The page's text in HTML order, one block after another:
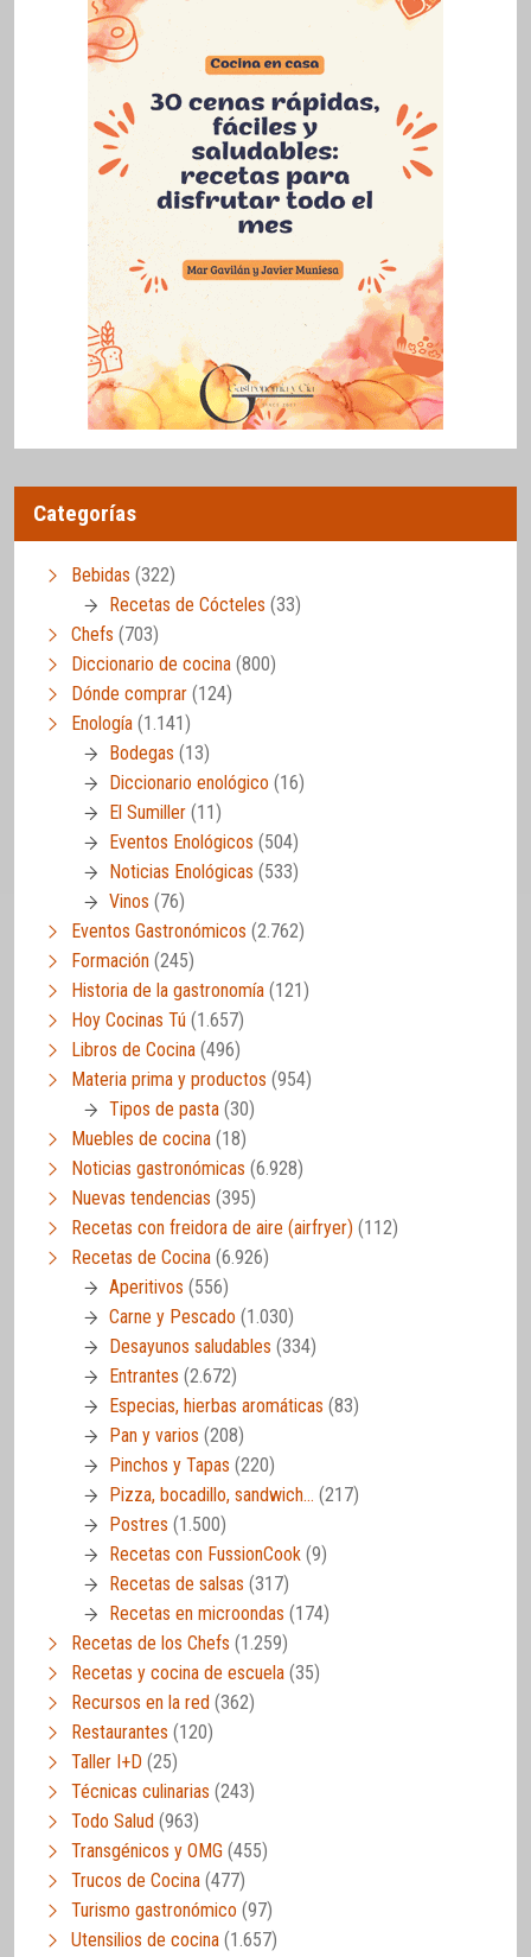
Categorías
Bebidas (322)
Recetas de Cócteles (33)
Chefs (703)
Diccionario de cocina (800)
Dónde comprar (124)
Enología (1.141)
Bodegas (13)
Diccionario enológico (16)
El Sumiller (11)
Eventos Enológicos (504)
Noticias Enológicas (533)
Vinos (76)
Eventos Gastronómicos (2.762)
Formación (245)
Historia de la gastronomía (121)
Hoy Cocinas Tú (1.657)
Libros de Cocina (496)
Materia prima y productos (954)
Tipos de pasta (30)
Muebles de cocina (18)
Noticias gastronómicas (6.928)
Nuevas tendencias (395)
Recetas con freidora de aire (airfryer) (112)
Recetas de Cocina (6.926)
Aperitivos (556)
Carne y Pescado (1.030)
Desayunos saludables (334)
Entrantes (2.672)
Especias, hierbas aromáticas (83)
Pan y varios (208)
Pinchos y Tapas (220)
Pizza, bocadillo, sandwich… (217)
Postres (1.500)
Recetas con FussionCook (9)
Recetas de salsas (317)
Recetas en microondas (174)
Recetas de los Chefs (1.259)
Recetas y cocina de escuela (35)
Recursos en la red (362)
Restaurantes (120)
Taller I+D (25)
Técnicas culinarias (243)
Todo Salud (963)
Transgénicos y OMG (455)
Trucos de Cocina (477)
Turismo gastronómico (97)
Utensilios de cocina (1.657)